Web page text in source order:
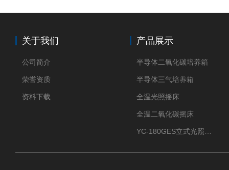
关于我们
公司简介
荣誉资质
资料下载
产品展示
半导体二氧化碳培养箱
半导体三气培养箱
全温光照摇床
全温二氧化碳摇床